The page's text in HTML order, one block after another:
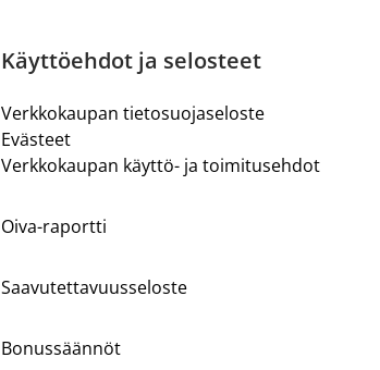
Käyttöehdot ja selosteet
Verkkokaupan tietosuojaseloste
Evästeet
Verkkokaupan käyttö- ja toimitusehdot
Oiva-raportti
Saavutettavuusseloste
Bonussäännöt